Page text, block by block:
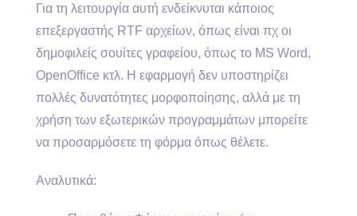
Για τη λειτουργία αυτή ενδείκνυται κάποιος
επεξεργαστής RTF αρχείων, όπως είναι πχ οι
δημοφιλείς σουίτες γραφείου, όπως το MS Word,
OpenOffice κτλ. Η εφαρμογή δεν υποστηρίζει
πολλές δυνατότητες μορφοποίησης, αλλά με τη
χρήση των εξωτερικών προγραμμάτων μπορείτε
να προσαρμόσετε τη φόρμα όπως θέλετε.
Αναλυτικά: